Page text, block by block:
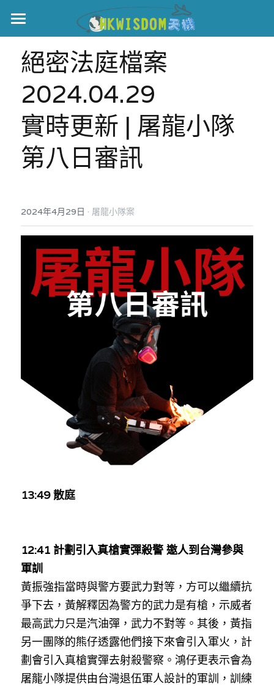
主頁
世界盃
伊美戰爭
黎智英案
正本清源•黎智英案
宏福火災
宏福苑聽證會
記錄．宏福苑火災
中國
娛樂
反華推手你要知
反華推手懶人包
民主派騙案十式
美西霸凌內幕
美西極權主義
極端暴恐實錄
林淑芳專欄
朱庭萱專欄
莫綺琪專欄
招國偉專欄
林伯強專欄
馮煒光專欄
趙處機專欄
KOL 精選
大衛sir專欄
絕密法庭檔案
醫院口岸爆炸案
屠龍小隊案
黎智英案審訊
35+顛覆案
生活
吃喝玩指南
休閒好介紹
花生仔漫畫週記
關於我們
人才招聘
商戶合作
條款及細則
關於我們
繁體中文
絕密法庭檔案
2024.04.29
實時更新 | 屠龍小隊
第八日審訊
2024年4月29日 · 屠龍小隊案
13:49 散庭
12:41 計劃引入真槍實彈殺警 邀人到台灣參與
軍訓
黃振強指當時與警方要武力對等，方可以繼續抗
爭下去，黃解釋因為警方的武力是有槍，示威者
最高武力只是汽油彈，武力不對等。其後，黃指
另一團隊的熊仔透露他們接下來會引入軍火，計
劃會引入真槍實彈去射殺警察。 鴻仔更表示會為
屠龍小隊提供由台灣退伍軍人設計的軍訓，訓練